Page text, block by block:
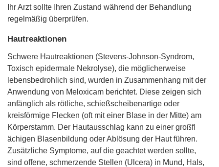
Ihr Arzt sollte Ihren Zustand während der Behandlung
regelmäßig überprüfen.
Hautreaktionen
Schwere Hautreaktionen (Stevens-Johnson-Syndrom,
Toxisch epidermale Nekrolyse), die möglicherweise
lebensbedrohlich sind, wurden in Zusammenhang mit der
Anwendung von Meloxicam berichtet. Diese zeigen sich
anfänglich als rötliche, schießscheibenartige oder
kreisförmige Flecken (oft mit einer Blase in der Mitte) am
Körperstamm. Der Hautausschlag kann zu einer großﬂ
ächigen Blasenbildung oder Ablösung der Haut führen.
Zusätzliche Symptome, auf die geachtet werden sollte,
sind offene, schmerzende Stellen (Ulcera) in Mund, Hals,